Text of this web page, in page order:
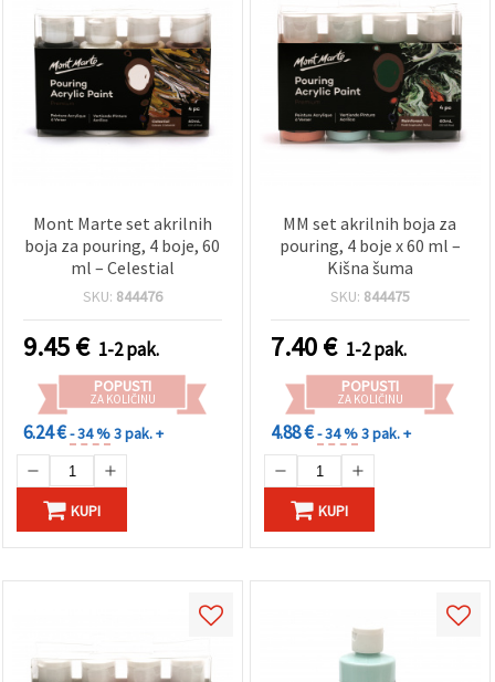
Mont Marte set akrilnih
boja za pouring, 4 boje, 60
ml – Celestial
SKU: 844476
9.45€ 1-2 pak.
POPUSTI
ZA KOLIČINU
6.24 €- 34 %3 pak. +
KUPI
MM set akrilnih boja za
pouring, 4 boje x 60 ml –
Kišna šuma
SKU: 844475
7.40€ 1-2 pak.
POPUSTI
ZA KOLIČINU
4.88 €- 34 %3 pak. +
KUPI